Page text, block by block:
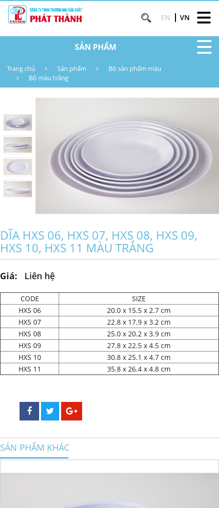
EN VN
SẢN PHẨM
Trang chủ Sản phẩm
Bộ sản phẩm màu
Bộ màu trắng
DĨA HXS 06, HXS 07, HXS 08, HXS 09,
HXS 10, HXS 11 MÀU TRẮNG
Giá: Liên hệ
CODE
SIZE
HXS 06
20.0 x 15.5 x 2.7 cm
HXS 07
22.8 x 17.9 x 3.2 cm
HXS 08
25.0 x 20.2 x 3.9 cm
HXS 09
27.8 x 22.5 x 4.5 cm
HXS 10
30.8 x 25.1 x 4.7 cm
HXS 11
35.8 x 26.4 x 4.8 cm
SẢN PHẨM KHÁC